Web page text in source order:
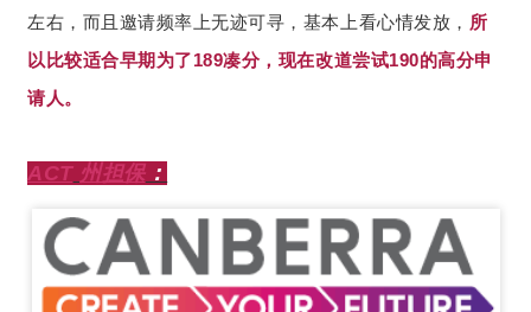
左右，而且邀请频率上无迹可寻，基本上看心情发放， 所
以比较适合早期为了189凑分，现在改道尝试190的高分申
请人。
ACT 州担保：